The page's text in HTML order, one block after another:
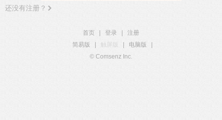
还没有注册？
首页 登录
注册
简易版
触屏版 电脑版
© Comsenz Inc.